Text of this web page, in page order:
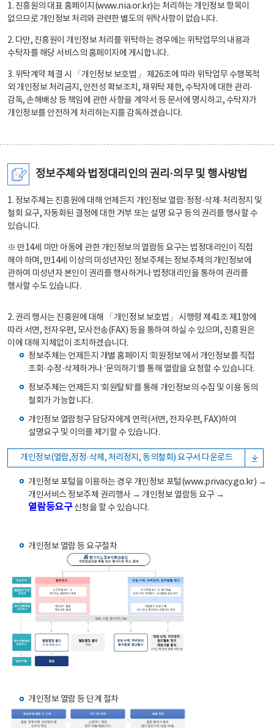
1. 진흥원의 대표 홈페이지(www.nia.or.kr)는 처리하는 개인정보 항목이
없으므로 개인정보 처리와 관련한 별도의 위탁사항이 없습니다.
2. 다만, 진흥원이 개인정보 처리를 위탁하는 경우에는 위탁업무의 내용과
수탁자를 해당 서비스의 홈페이지에 게시합니다.
3. 위탁계약 체결 시 「개인정보 보호법」 제26조에 따라 위탁업무 수행목적
외 개인정보 처리금지, 안전성 확보조치, 재위탁 제한, 수탁자에 대한 관리·
감독, 손해배상 등 책임에 관한 사항을 계약서 등 문서에 명시하고, 수탁자가
개인정보를 안전하게 처리하는지를 감독하겠습니다.
정보주체와 법정대리인의 권리·의무 및 행사방법
1. 정보주체는 진흥원에 대해 언제든지 개인정보 열람·정정·삭제·처리정지 및
철회 요구, 자동화된 결정에 대한 거부 또는 설명 요구 등의 권리를 행사할 수
있습니다.
※ 만14세 미만 아동에 관한 개인정보의 열람등 요구는 법정대리인이 직접
해야 하며, 만14세 이상의 미성년자인 정보주체는 정보주체의 개인정보에
관하여 미성년자 본인이 권리를 행사하거나 법정대리인을 통하여 권리를
행사할 수도 있습니다.
2. 권리 행사는 진흥원에 대해 「개인정보 보호법」 시행령 제41조 제1항에
따라 서면, 전자우편, 모사전송(FAX) 등을 통하여 하실 수 있으며, 진흥원은
이에 대해 지체없이 조치하겠습니다.
정보주체는 언제든지 개별 홈페이지 ‘회원정보’에서 개인정보를 직접
조회·수정·삭제하거나 ‘문의하기’를 통해 열람을 요청할 수 있습니다.
정보주체는 언제든지 ‘회원탈퇴’를 통해 개인정보의 수집 및 이용 동의
철회가 가능합니다.
개인정보 열람청구 담당자에게 연락(서면, 전자우편, FAX)하여
설명요구 및 이의를 제기할 수 있습니다.
개인정보(열람,정정·삭제, 처리정지, 동의철회) 요구서 다운로드
개인정보 포털을 이용하는 경우 개인정보 포털(www.privacy.go.kr) →
개인서비스 정보주체 권리행사 → 개인정보 열람등 요구 →
열람등요구신청을 할 수 있습니다.
개인정보 열람 등 요구절차
개인정보 열람 등 단계 절차